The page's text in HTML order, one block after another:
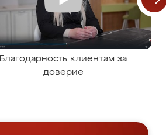
Благодарность клиентам за
доверие